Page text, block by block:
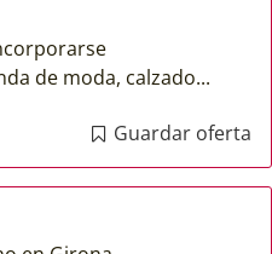
de moda, calzado...
Guardar oferta